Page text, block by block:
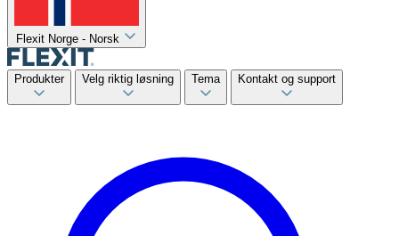
Flexit Norge - Norsk
Produkter Velg riktig løsning Tema Kontakt og support